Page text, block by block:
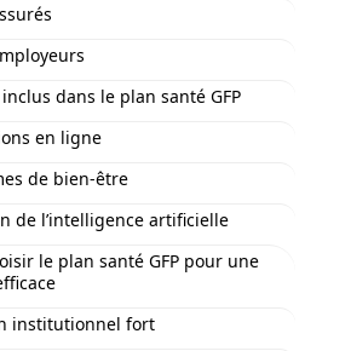
dans le plan santé GFP
en ligne
de bien-être
de l’intelligence artificielle
le plan santé GFP pour une
institutionnel fort